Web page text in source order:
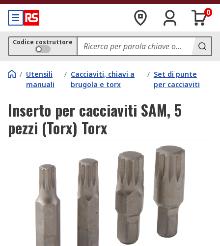
0
Codice costruttore
/ Utensili
manuali
/ Cacciaviti, chiavi a
brugola e torx
/ Set di punte
per cacciaviti
Inserto per cacciaviti SAM, 5
pezzi (Torx) Torx